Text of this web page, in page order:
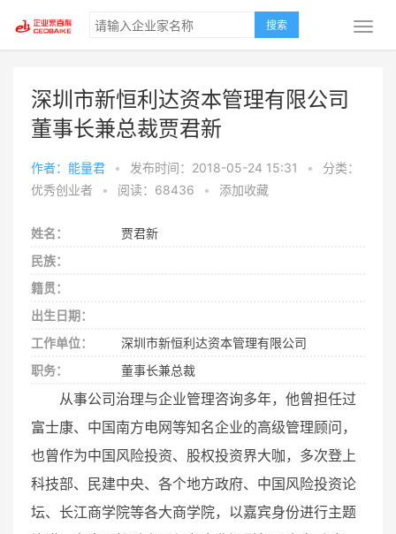
搜索
深圳市新恒利达资本管理有限公司
董事长兼总裁贾君新
作者：能量君 • 发布时间：2018-05-24 15:31 •
分类：
优秀创业者
• 阅读：68436 • 添加收藏
姓名：
贾君新
民族：
籍贯：
出生日期：
工作单位：
深圳市新恒利达资本管理有限公司
职务：
董事长兼总裁
从事公司治理与企业管理咨询多年，他曾担任过
富士康、中国南方电网等知名企业的高级管理顾问，
也曾作为中国风险投资、股权投资界大咖，多次登上
科技部、民建中央、各个地方政府、中国风险投资论
坛、长江商学院等各大商学院，以嘉宾身份进行主题